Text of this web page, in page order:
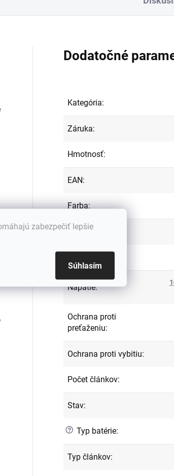
zabezpečiť lepšie
Súhlasím
Dodatočné
Kategória:
Záruka:
Hmotnosť:
EAN:
Farba:
Kapacita
Napätie:
Ochrana proti
preťaženiu:
Ochrana proti vybitiu:
Počet článkov:
Stav:
? Typ batérie:
Typ článkov: